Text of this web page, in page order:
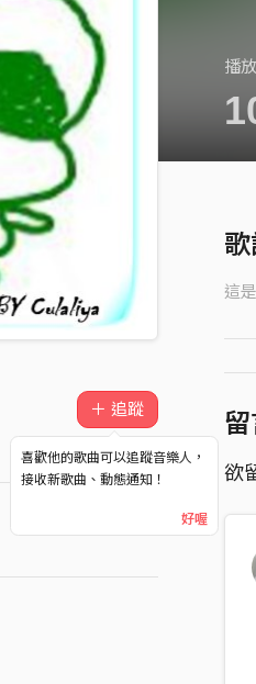
播
＋ 追蹤
喜歡他的歌曲可以追蹤音樂人，
接收新歌曲、動態通知！
好喔
歌
這
留
欲